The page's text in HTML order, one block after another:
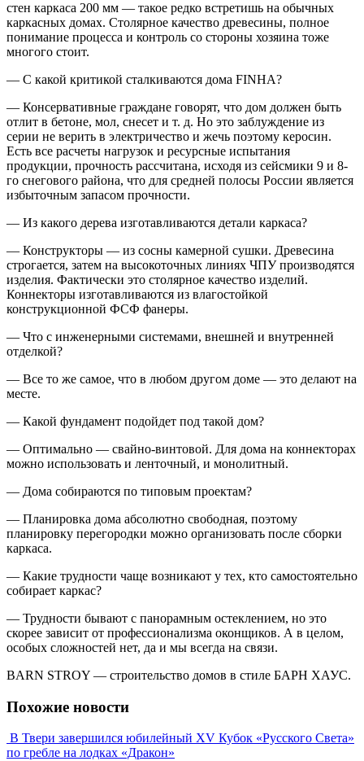
стен каркаса 200 мм — такое редко встретишь на обычных
каркасных домах. Столярное качество древесины, полное
понимание процесса и контроль со стороны хозяина тоже
многого стоит.
— С какой критикой сталкиваются дома FINHA?
— Консервативные граждане говорят, что дом должен быть
отлит в бетоне, мол, снесет и т. д. Но это заблуждение из
серии не верить в электричество и жечь поэтому керосин.
Есть все расчеты нагрузок и ресурсные испытания
продукции, прочность рассчитана, исходя из сейсмики 9 и 8-
го снегового района, что для средней полосы России является
избыточным запасом прочности.
— Из какого дерева изготавливаются детали каркаса?
— Конструкторы — из сосны камерной сушки. Древесина
строгается, затем на высокоточных линиях ЧПУ производятся
изделия. Фактически это столярное качество изделий.
Коннекторы изготавливаются из влагостойкой
конструкционной ФСФ фанеры.
— Что с инженерными системами, внешней и внутренней
отделкой?
— Все то же самое, что в любом другом доме — это делают на
месте.
— Какой фундамент подойдет под такой дом?
— Оптимально — свайно-винтовой. Для дома на коннекторах
можно использовать и ленточный, и монолитный.
— Дома собираются по типовым проектам?
— Планировка дома абсолютно свободная, поэтому
планировку перегородки можно организовать после сборки
каркаса.
— Какие трудности чаще возникают у тех, кто самостоятельно
собирает каркас?
— Трудности бывают с панорамным остеклением, но это
скорее зависит от профессионализма оконщиков. А в целом,
особых сложностей нет, да и мы всегда на связи.
BARN STROY — строительство домов в стиле БАРН ХАУС.
Похожие новости
В Твери завершился юбилейный XV Кубок «Русского Света»
по гребле на лодках «Дракон»